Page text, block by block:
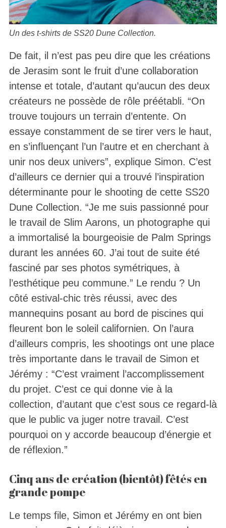
Un des t-shirts de SS20 Dune Collection.
De fait, il n’est pas peu dire que les créations
de Jerasim sont le fruit d’une collaboration
intense et totale, d’autant qu’aucun des deux
créateurs ne possède de rôle préétabli. “On
trouve toujours un terrain d’entente. On
essaye constamment de se tirer vers le haut,
en s’influençant l’un l’autre et en cherchant à
unir nos deux univers”, explique Simon. C’est
d’ailleurs ce dernier qui a trouvé l’inspiration
déterminante pour le shooting de cette SS20
Dune Collection. “Je me suis passionné pour
le travail de Slim Aarons, un photographe qui
a immortalisé la bourgeoisie de Palm Springs
durant les années 60. J’ai tout de suite été
fasciné par ses photos symétriques, à
l’esthétique peu commune.” Le rendu ? Un
côté estival-chic très réussi, avec des
mannequins posant au bord de piscines qui
fleurent bon le soleil californien. On l’aura
d’ailleurs compris, les shootings ont une place
très importante dans le travail de Simon et
Jérémy : “C’est vraiment l’accomplissement
du projet. C’est ce qui donne vie à la
collection, d’autant que c’est sous ce regard-là
que le public va juger notre travail. C’est
pourquoi on y accorde beaucoup d’énergie et
de réflexion.”
Cinq ans de création (bientôt) fêtés en
grande pompe
Le temps file, Simon et Jérémy en ont bien